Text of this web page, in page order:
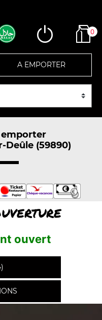
0
A EMPORTER
emporter
Deûle (59890)
ouvert